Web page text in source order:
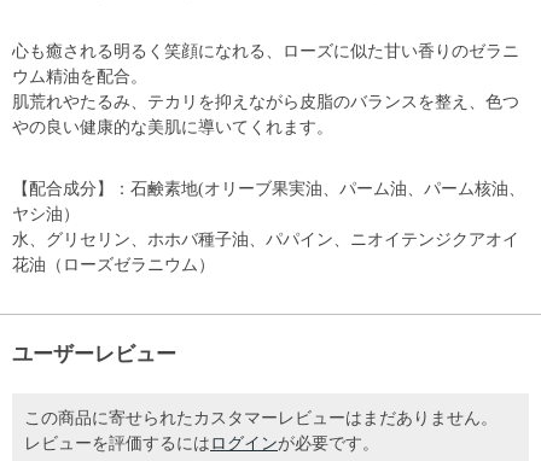
心も癒される明るく笑顔になれる、ローズに似た甘い香りのゼラニ
ウム精油を配合。
肌荒れやたるみ、テカリを抑えながら皮脂のバランスを整え、色つ
やの良い健康的な美肌に導いてくれます。
【配合成分】：石鹸素地(オリーブ果実油、パーム油、パーム核油、
ヤシ油）
水、グリセリン、ホホバ種子油、パパイン、ニオイテンジクアオイ
花油（ローズゼラニウム）
ユーザーレビュー
この商品に寄せられたカスタマーレビューはまだありません。
レビューを評価するには ログインが必要です。